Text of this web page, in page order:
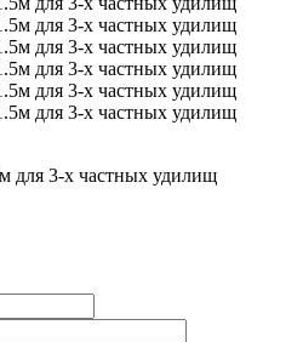
для 3-х частных удилищ